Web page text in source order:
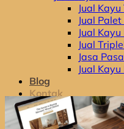
Jual
Jual
Jual
Jual
Jasa
Jual
Blog
Kontak
Hubungi